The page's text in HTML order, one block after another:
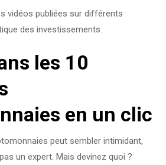
vidéos publiées sur différents
des investissements.
les 10
en un clic
peut sembler intimidant,
un expert. Mais devinez quoi ?